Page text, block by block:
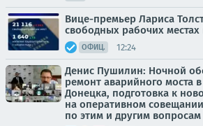
Вице-премьер Лариса
свободных рабочих
ОФИЦ. 12:24
Денис Пушилин: Ночной
ремонт аварийного моста
Донецка, подготовка к
на оперативном
по этим и другим вопросам